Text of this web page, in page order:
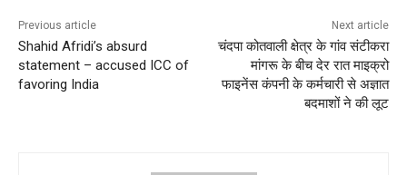
Previous article
Shahid Afridi’s absurd
statement – accused ICC of
favoring India
Next article
चंदपा कोतवाली क्षेत्र के गांव संटीकरा
मांगरू के बीच देर रात माइक्रो
फाइनेंस कंपनी के कर्मचारी से अज्ञात
बदमाशों ने की लूट